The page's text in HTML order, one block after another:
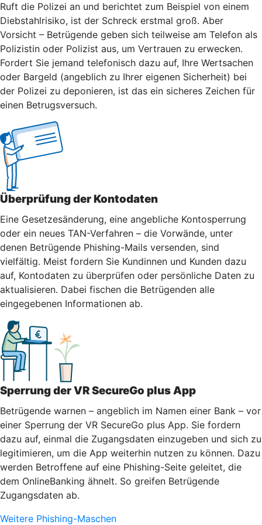
Ruft die Polizei an und berichtet zum Beispiel von einem
Diebstahlrisiko, ist der Schreck erstmal groß. Aber
Vorsicht – Betrügende geben sich teilweise am Telefon als
Polizistin oder Polizist aus, um Vertrauen zu erwecken.
Fordert Sie jemand telefonisch dazu auf, Ihre Wertsachen
oder Bargeld (angeblich zu Ihrer eigenen Sicherheit) bei
der Polizei zu deponieren, ist das ein sicheres Zeichen für
einen Betrugsversuch.
Überprüfung der Kontodaten
Eine Gesetzesänderung, eine angebliche Kontosperrung
oder ein neues TAN-Verfahren – die Vorwände, unter
denen Betrügende Phishing-Mails versenden, sind
vielfältig. Meist fordern Sie Kundinnen und Kunden dazu
auf, Kontodaten zu überprüfen oder persönliche Daten zu
aktualisieren. Dabei fischen die Betrügenden alle
eingegebenen Informationen ab.
Sperrung der VR SecureGo plus App
Betrügende warnen – angeblich im Namen einer Bank – vor
einer Sperrung der VR SecureGo plus App. Sie fordern
dazu auf, einmal die Zugangsdaten einzugeben und sich zu
legitimieren, um die App weiterhin nutzen zu können. Dazu
werden Betroffene auf eine Phishing-Seite geleitet, die
dem OnlineBanking ähnelt. So greifen Betrügende
Zugangsdaten ab.
Weitere Phishing-Maschen